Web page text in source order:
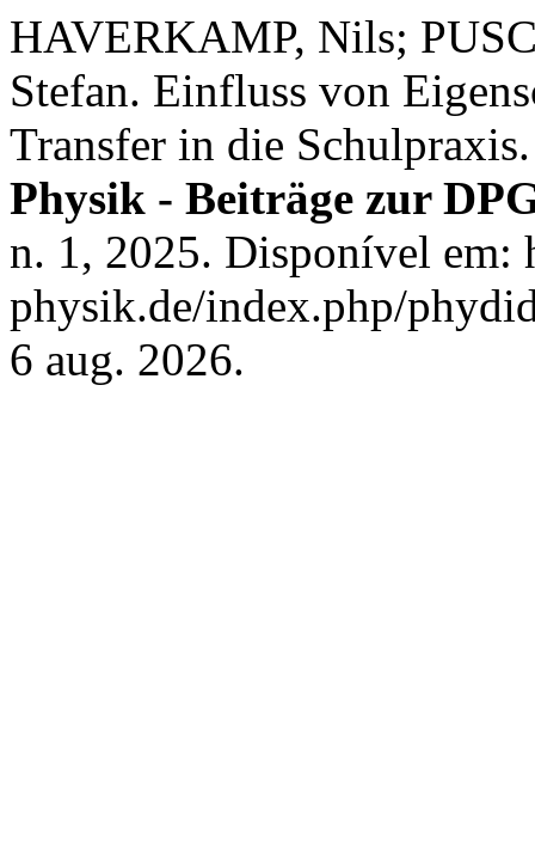
HAVERKAMP, Nils;
Stefan. Einfluss von
Transfer in die
Physik - Beiträge zur
n. 1, 2025. Disponível em:
physik.de/index.php/
6 aug. 2026.